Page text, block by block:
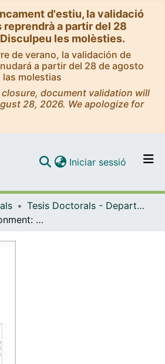
d'estiu, la validació
a partir del 28
les molèsties.
de verano, la validación de
a partir del 28 de agosto
molestias
document validation will
28, 2026. We apologize for
Navega per tot el DD
Iniciar sessió (current)
Tesis Doctorals - Departament - Física Fonamental
Facing the environment: hydrodynamics and confinement modulate molecular motors dynamics